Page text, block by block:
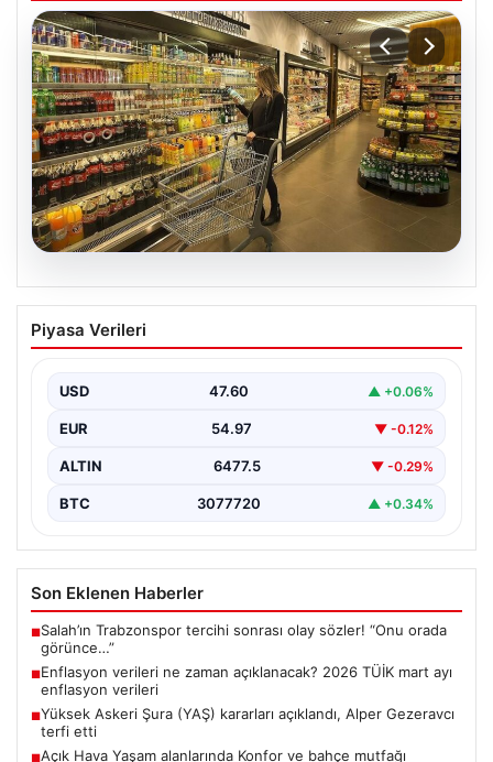
05.08.2026
Enflasyon verileri ne zaman
açıklanacak? 2026 TÜİK mart ayı
Piyasa Verileri
USD 47.60 ▲ +0.06%
EUR 54.97 ▼ -0.12%
ALTIN 6477.5 ▼ -0.29%
BTC 3077720 ▲ +0.34%
Son Eklenen Haberler
■Salah’ın Trabzonspor tercihi sonrası olay sözler! “Onu orada
görünce…”
■Enflasyon verileri ne zaman açıklanacak? 2026 TÜİK mart ayı
enflasyon verileri
■Yüksek Askeri Şura (YAŞ) kararları açıklandı, Alper Gezeravcı
terfi etti
■Açık Hava Yaşam alanlarında Konfor ve bahçe mutfağı